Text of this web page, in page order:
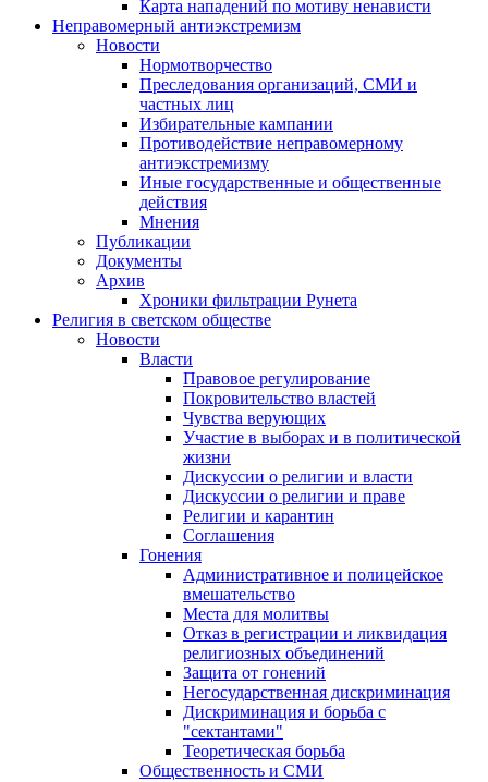
Карта нападений по мотиву ненависти
Неправомерный антиэкстремизм
Новости
Нормотворчество
Преследования организаций, СМИ и
частных лиц
Избирательные кампании
Противодействие неправомерному
антиэкстремизму
Иные государственные и общественные
действия
Мнения
Публикации
Документы
Архив
Хроники фильтрации Рунета
Религия в светском обществе
Новости
Власти
Правовое регулирование
Покровительство властей
Чувства верующих
Участие в выборах и в политической
жизни
Дискуссии о религии и власти
Дискуссии о религии и праве
Религии и карантин
Соглашения
Гонения
Административное и полицейское
вмешательство
Места для молитвы
Отказ в регистрации и ликвидация
религиозных объединений
Защита от гонений
Негосударственная дискриминация
Дискриминация и борьба с
"сектантами"
Теоретическая борьба
Общественность и СМИ